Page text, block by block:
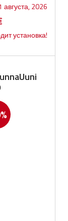
августа, 2026
Текущая
цена:
4,941.00€.
установка!